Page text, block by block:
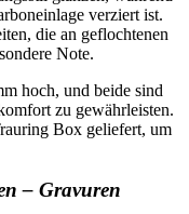
verziert ist.
die an geflochtenen
Note.
hoch, und beide sind
zu gewährleisten.
Box geliefert, um
– Gravuren